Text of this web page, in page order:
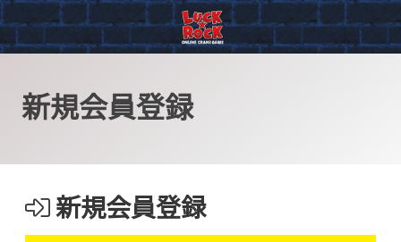
新規会員登録
新規会員登録